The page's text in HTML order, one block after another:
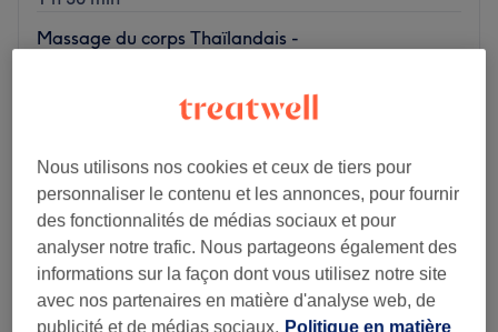
Massage du corps Thaïlandais -
Je veux en savoir plus
Lundi 11:00–18:00
Mardi
11:00–18:00
Mercredi
11:00–18:00
Jeudi
11:00–18:00
Vendredi
11:00–18:00
Samedi
11:00– 18:00
Nous utilisons nos cookies et ceux de tiers pour
personnaliser le contenu et les annonces, pour fournir
des fonctionnalités de médias sociaux et pour
analyser notre trafic. Nous partageons également des
informations sur la façon dont vous utilisez notre site
avec nos partenaires en matière d'analyse web, de
publicité et de médias sociaux. Politique en matière